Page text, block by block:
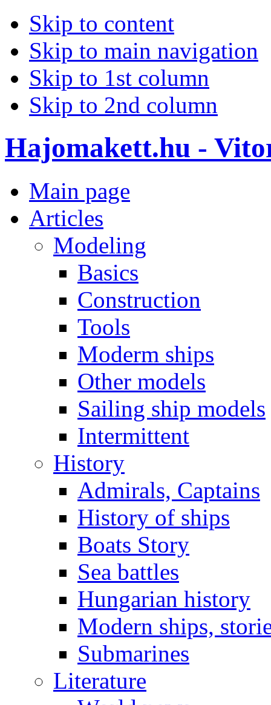
Skip to content
Skip to main navigation
Skip to 1st column
Skip to 2nd column
Hajomakett.hu -
Main page
Articles
Modeling
Basics
Construction
Tools
Moderm ships
Other models
Sailing ship models
Intermittent
History
Admirals, Captains
History of ships
Boats Story
Sea battles
Hungarian history
Modern ships,
Submarines
Literature